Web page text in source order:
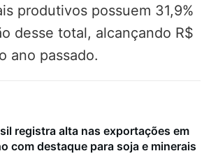
produtivos possuem 31,9%
desse total, alcançando R$
ano passado.
registra alta nas exportações em
com destaque para soja e minerais